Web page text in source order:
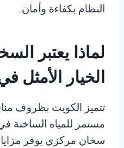
النظام بكفاءة وأمان.
لماذا يعتبر
الخيار الأمثل
تتميز الكويت بظروف
مستمر للمياه الساخنة
سخان مركزي يوفر مزايا